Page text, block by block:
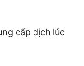
cấp dịch lúc